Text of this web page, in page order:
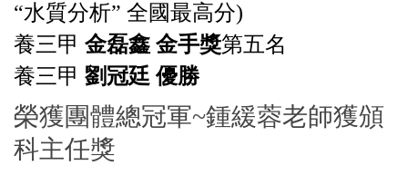
“水質分析” 全國最高分)
養三甲 金磊鑫 金手獎第五名
養三甲 劉冠廷 優勝
榮獲團體總冠軍~鍾緩蓉老師獲頒
科主任獎